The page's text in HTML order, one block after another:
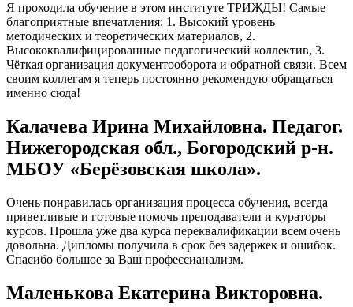
Я проходила обучение в этом институте ТРИЖДЫ! Самые
благоприятные впечатления: 1. Высокий уровень
методических и теоретических материалов, 2.
Высококвалифицированные педагогический коллектив, 3.
Чёткая организация документооборота и обратной связи. Всем
своим коллегам я теперь постоянно рекомендую обращаться
именно сюда!
Калачева Ирина Михайловна. Педагог.
Нижегородская обл., Богородский р-н.
МБОУ «Берёзовская школа».
Очень понравилась организация процесса обучения, всегда
приветливые и готовые помочь преподаватели и кураторы
курсов. Прошла уже два курса переквалификации всем очень
довольна. Дипломы получила в срок без задержек и ошибок.
Спасибо большое за Ваш профессианализм.
Маленькова Екатерина Викторовна.